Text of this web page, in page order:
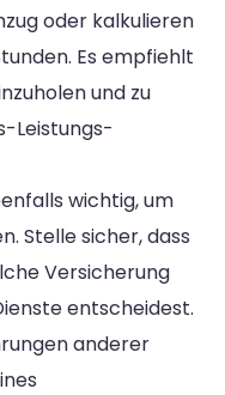
oder kalkulieren
Es empfiehlt
und zu
Leistungs-
wichtig, um
Stelle sicher, dass
Versicherung
entscheidest.
anderer